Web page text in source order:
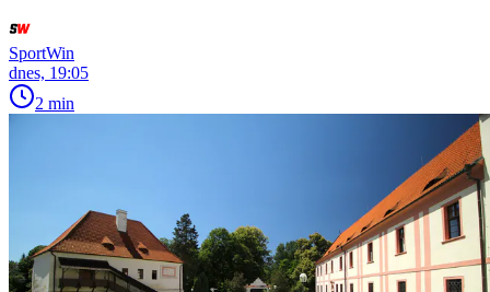
SportWin
dnes, 19:05
2 min